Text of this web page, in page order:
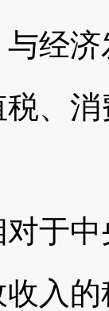
经
、
中
入